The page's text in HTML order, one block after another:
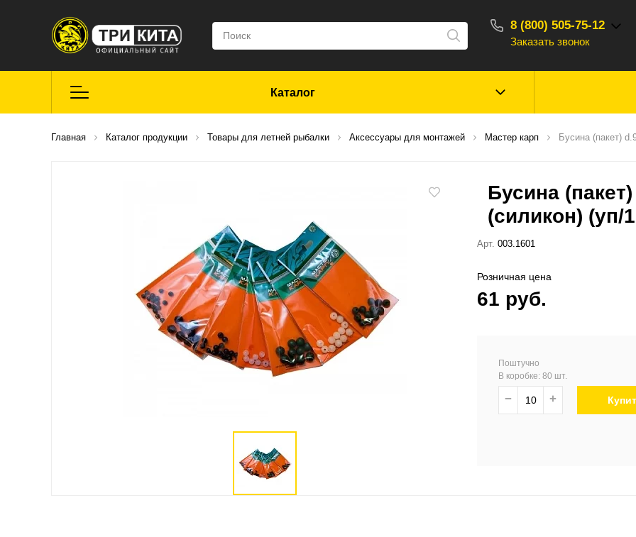
8 (800) 505-75-12
Заказать звонок
Каталог
ароматизаторы
Сторонние
Мягкие приманки
Главная Каталог продукции Товары для летней рыбалки Аксессуары для монтажей Мастер карп Бусина (пакет)
Бусина
(силикон) (уп/
Арт. 003.1601
Розничная цена
61 руб.
Поштучно
В коробке: 80 шт.
− +